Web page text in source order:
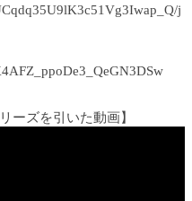
j
ーズを引いた動画】